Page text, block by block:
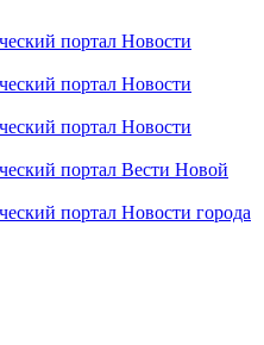
портал Новости
портал Новости
портал Новости
портал Вести Новой
портал Новости города